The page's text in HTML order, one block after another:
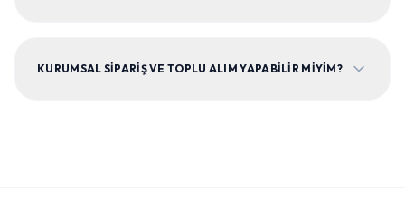
KURUMSAL SIPARIŞ VE TOPLU ALIM YAPABILIR MIYIM?